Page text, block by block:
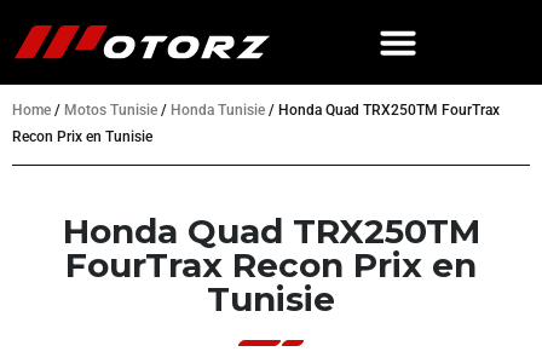
Home / Motos Tunisie / Honda Tunisie / Honda Quad TRX250TM FourTrax
Recon Prix en Tunisie
Honda Quad TRX250TM
FourTrax Recon Prix en
Tunisie